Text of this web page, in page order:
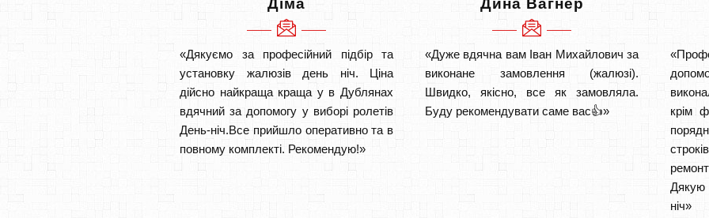
Діма
«Дякуємо за професійний підбір та
установку жалюзів день ніч. Ціна
дійсно найкраща краща у в Дублянах
вдячний за допомогу у виборі ролетів
День-ніч.Все прийшло оперативно та в
повному комплекті. Рекомендую!»
Дина Вагнер
«Дуже вдячна вам Іван Михайлович за
виконане замовлення (жалюзі).
Швидко, якісно, все як замовляла.
Буду рекомендувати саме вас👍»
крім
Дякую
ніч»